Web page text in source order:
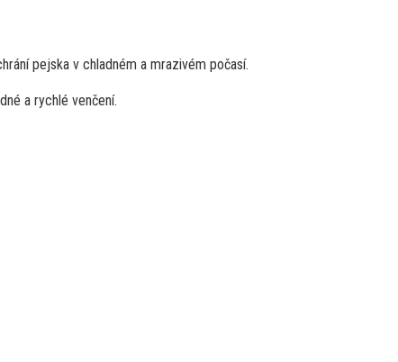
pejska v chladném a mrazivém počasí.
a rychlé venčení.